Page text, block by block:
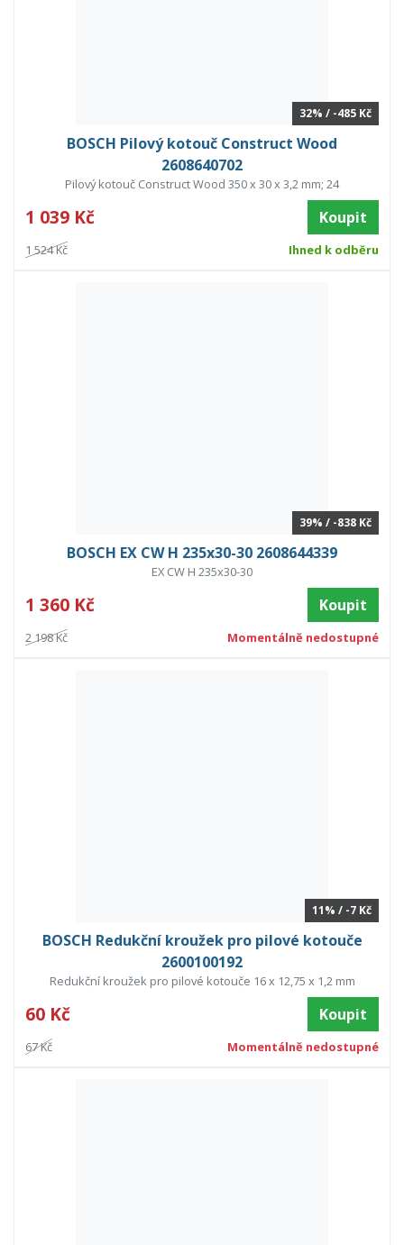
32% / -485 Kč
BOSCH Pilový kotouč Construct Wood
2608640702
Pilový kotouč Construct Wood 350 x 30 x 3,2 mm; 24
1 039 Kč Koupit
1 524 Kč Ihned k odběru
39% / -838 Kč
BOSCH EX CW H 235x30-30 2608644339
EX CW H 235x30-30
1 360 Kč Koupit
2 198 Kč Momentálně nedostupné
11% / -7 Kč
BOSCH Redukční kroužek pro pilové kotouče
2600100192
Redukční kroužek pro pilové kotouče 16 x 12,75 x 1,2 mm
60 Kč Koupit
67 Kč Momentálně nedostupné